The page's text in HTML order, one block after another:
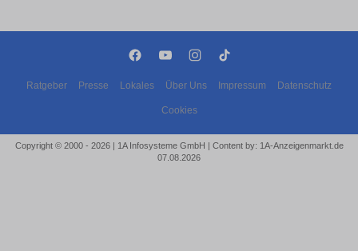
Ratgeber Presse Lokales Über Uns Impressum Datenschutz
Cookies
Copyright © 2000 - 2026 | 1A Infosysteme GmbH | Content by: 1A-Anzeigenmarkt.de
07.08.2026